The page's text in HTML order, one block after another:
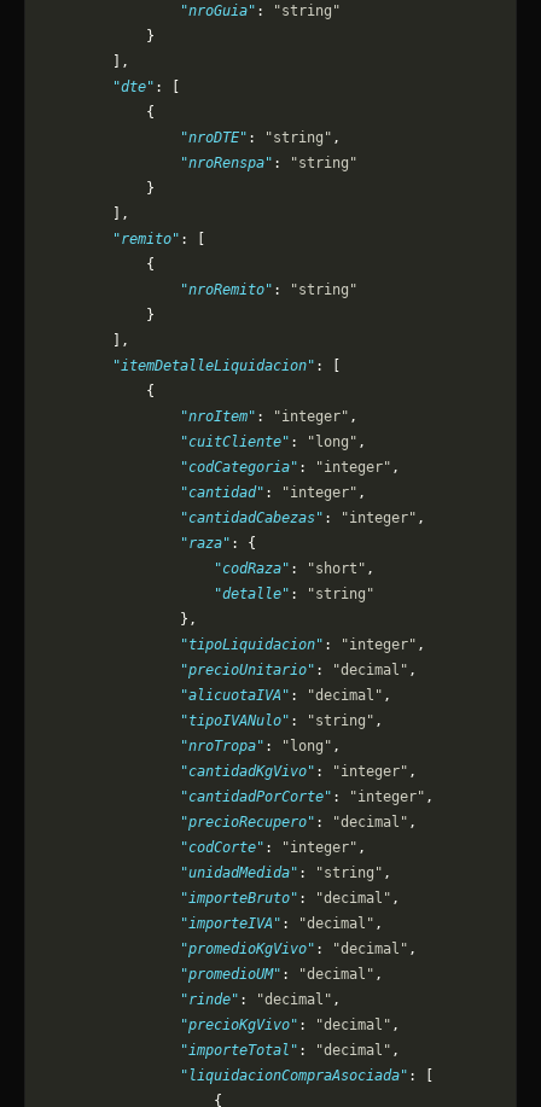
                "nroGuia"
:
"string"
            }
        ],
        "dte"
: [
            {
                "nroDTE"
: "string" ,
                "nroRenspa"
:
"string"
            }
        ],
        "remito"
: [
            {
                "nroRemito"
:
"string"
            }
        ],
        "itemDetalleLiquidacion"
: [
            {
                "nroItem"
: "integer" ,
                "cuitCliente"
: "long" ,
                "codCategoria"
: "integer" ,
                "cantidad"
: "integer" ,
                "cantidadCabezas"
: "integer" ,
                "raza"
: {
                    "codRaza"
: "short" ,
                    "detalle"
:
"string"
                },
                "tipoLiquidacion"
: "integer" ,
                "precioUnitario"
: "decimal" ,
                "alicuotaIVA"
: "decimal" ,
                "tipoIVANulo"
: "string" ,
                "nroTropa"
: "long" ,
                "cantidadKgVivo"
: "integer" ,
                "cantidadPorCorte"
: "integer" ,
                "precioRecupero"
: "decimal" ,
                "codCorte"
: "integer" ,
                "unidadMedida"
: "string" ,
                "importeBruto"
: "decimal" ,
                "importeIVA"
: "decimal" ,
                "promedioKgVivo"
: "decimal" ,
                "promedioUM"
: "decimal" ,
                "rinde"
: "decimal" ,
                "precioKgVivo"
: "decimal" ,
                "importeTotal"
: "decimal" ,
                "liquidacionCompraAsociada"
: [
                    {